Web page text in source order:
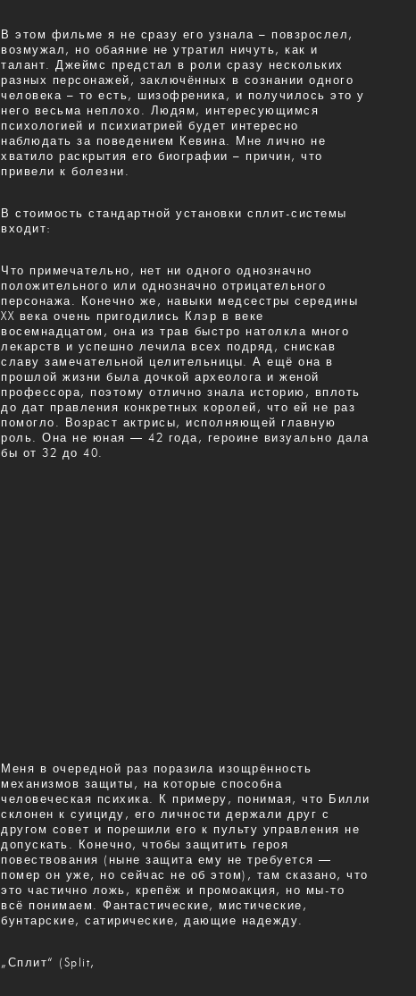
В этом фильме я не сразу его узнала – повзрослел,
возмужал, но обаяние не утратил ничуть, как и
талант. Джеймс предстал в роли сразу нескольких
разных персонажей, заключённых в сознании одного
человека – то есть, шизофреника, и получилось это у
него весьма неплохо. Людям, интересующимся
психологией и психиатрией будет интересно
наблюдать за поведением Кевина. Мне лично не
хватило раскрытия его биографии – причин, что
привели к болезни.
В стоимость стандартной установки сплит-системы
входит:
Что примечательно, нет ни одного однозначно
положительного или однозначно отрицательного
персонажа. Конечно же, навыки медсестры середины
XX века очень пригодились Клэр в веке
восемнадцатом, она из трав быстро натолкла много
лекарств и успешно лечила всех подряд, снискав
славу замечательной целительницы. А ещё она в
прошлой жизни была дочкой археолога и женой
профессора, поэтому отлично знала историю, вплоть
до дат правления конкретных королей, что ей не раз
помогло. Возраст актрисы, исполняющей главную
роль. Она не юная — 42 года, героине визуально дала
бы от 32 до 40.
Меня в очередной раз поразила изощрённость
механизмов защиты, на которые способна
человеческая психика. К примеру, понимая, что Билли
склонен к суициду, его личности держали друг с
другом совет и порешили его к пульту управления не
допускать. Конечно, чтобы защитить героя
повествования (ныне защита ему не требуется —
помер он уже, но сейчас не об этом), там сказано, что
это частично ложь, крепёж и промоакция, но мы-то
всё понимаем. Фантастические, мистические,
бунтарские, сатирические, дающие надежду.
„Сплит“ (Split,